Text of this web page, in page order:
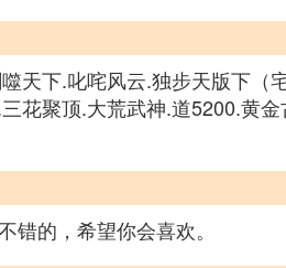
天下.叱咤风云.独步天版下（
花聚顶.大荒武神.道5200.黄
的，希望你会喜欢。